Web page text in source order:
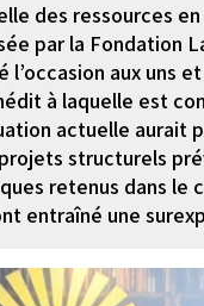
des ressources
par la Fondation
l’occasion aux uns
à laquelle est
actuelle aurait
structurels
retenus dans le
entraîné une